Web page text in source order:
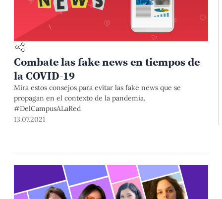
Combate las fake news en tiempos de
la COVID-19
Mira estos consejos para evitar las fake news que se
propagan en el contexto de la pandemia.
#DelCampusALaRed
13.07.2021